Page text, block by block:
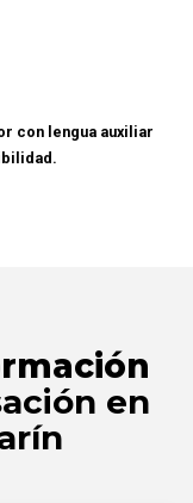
con lengua auxiliar
en